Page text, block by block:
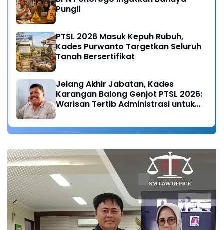
Pungli
PTSL 2026 Masuk Kepuh Rubuh,
Kades Purwanto Targetkan Seluruh
Tanah Bersertifikat
Jelang Akhir Jabatan, Kades
Karangan Balong Genjot PTSL 2026:
Warisan Tertib Administrasi untuk